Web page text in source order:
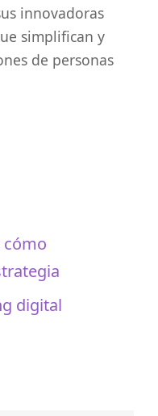
innovadoras
simplifican y
de personas
digital